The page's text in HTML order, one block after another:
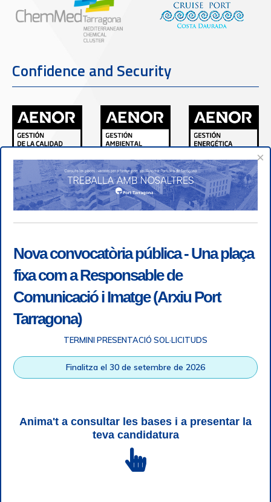
Confidence and Security
Accessibility Legal note | + info RGPD |Information of
×
Nova convocatòria pública - Una plaça
fixa com a Responsable de
Comunicació i Imatge (Arxiu Port
Tarragona)
TERMINI PRESENTACIÓ SOL·LICITUDS
Finalitza el 30 de setembre de 2026
Anima't a consultar les bases i a presentar la
teva candidatura